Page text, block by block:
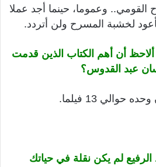
القومي.. وعموما، حينما أجد عملا
لخشبة المسرح ولن أتردد.
ألاحظ أن أهم الكتاب الذين قدمت
عبد القدوس؟
13 فيلما.
الرفيع لم يكن نقلة في حياتك